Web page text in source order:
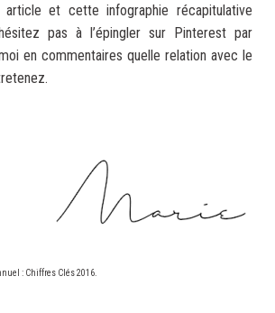
et cette infographie récapitulative
pas à l’épingler sur Pinterest par
en commentaires quelle relation avec le
: Chiffres Clés 2016.